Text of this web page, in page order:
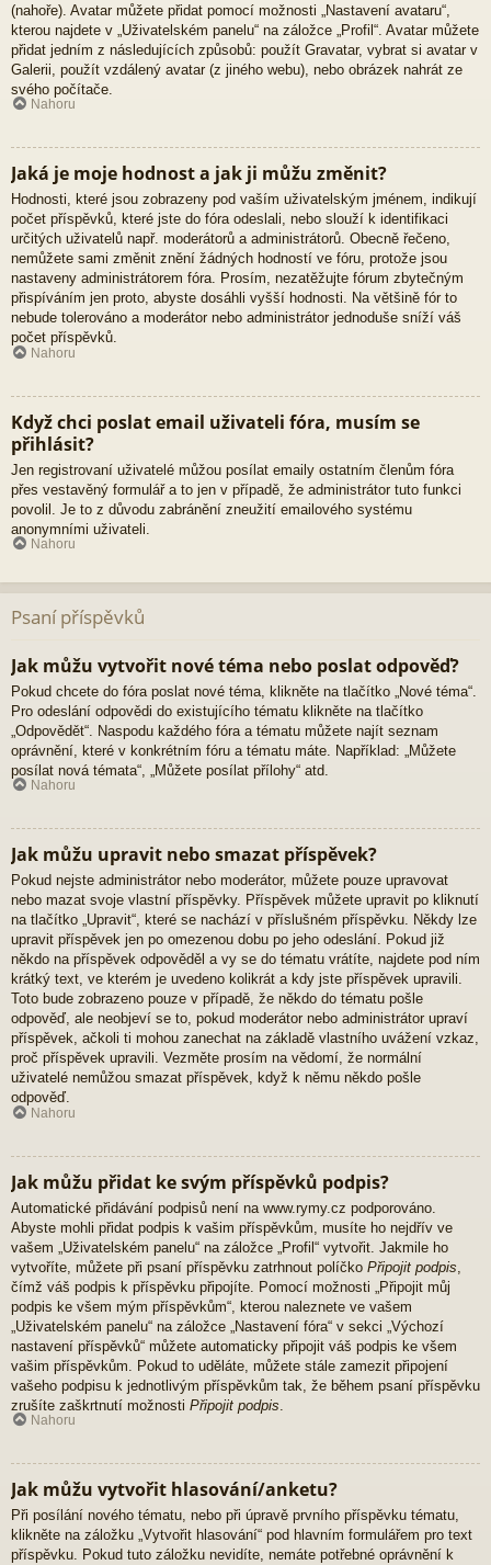
(nahoře). Avatar můžete přidat pomocí možnosti „Nastavení avataru“,
kterou najdete v „Uživatelském panelu“ na záložce „Profil“. Avatar můžete
přidat jedním z následujících způsobů: použít Gravatar, vybrat si avatar v
Galerii, použít vzdálený avatar (z jiného webu), nebo obrázek nahrát ze
svého počítače.
Nahoru
Jaká je moje hodnost a jak ji můžu změnit?
Hodnosti, které jsou zobrazeny pod vaším uživatelským jménem, indikují
počet příspěvků, které jste do fóra odeslali, nebo slouží k identifikaci
určitých uživatelů např. moderátorů a administrátorů. Obecně řečeno,
nemůžete sami změnit znění žádných hodností ve fóru, protože jsou
nastaveny administrátorem fóra. Prosím, nezatěžujte fórum zbytečným
přispíváním jen proto, abyste dosáhli vyšší hodnosti. Na většině fór to
nebude tolerováno a moderátor nebo administrátor jednoduše sníží váš
počet příspěvků.
Nahoru
Když chci poslat email uživateli fóra, musím se
přihlásit?
Jen registrovaní uživatelé můžou posílat emaily ostatním členům fóra
přes vestavěný formulář a to jen v případě, že administrátor tuto funkci
povolil. Je to z důvodu zabránění zneužití emailového systému
anonymními uživateli.
Nahoru
Psaní příspěvků
Jak můžu vytvořit nové téma nebo poslat odpověď?
Pokud chcete do fóra poslat nové téma, klikněte na tlačítko „Nové téma“.
Pro odeslání odpovědi do existujícího tématu klikněte na tlačítko
„Odpovědět“. Naspodu každého fóra a tématu můžete najít seznam
oprávnění, které v konkrétním fóru a tématu máte. Například: „Můžete
posílat nová témata“, „Můžete posílat přílohy“ atd.
Nahoru
Jak můžu upravit nebo smazat příspěvek?
Pokud nejste administrátor nebo moderátor, můžete pouze upravovat
nebo mazat svoje vlastní příspěvky. Příspěvek můžete upravit po kliknutí
na tlačítko „Upravit“, které se nachází v příslušném příspěvku. Někdy lze
upravit příspěvek jen po omezenou dobu po jeho odeslání. Pokud již
někdo na příspěvek odpověděl a vy se do tématu vrátíte, najdete pod ním
krátký text, ve kterém je uvedeno kolikrát a kdy jste příspěvek upravili.
Toto bude zobrazeno pouze v případě, že někdo do tématu pošle
odpověď, ale neobjeví se to, pokud moderátor nebo administrátor upraví
příspěvek, ačkoli ti mohou zanechat na základě vlastního uvážení vzkaz,
proč příspěvek upravili. Vezměte prosím na vědomí, že normální
uživatelé nemůžou smazat příspěvek, když k němu někdo pošle
odpověď.
Nahoru
Jak můžu přidat ke svým příspěvků podpis?
Automatické přidávání podpisů není na www.rymy.cz podporováno.
Abyste mohli přidat podpis k vašim příspěvkům, musíte ho nejdřív ve
vašem „Uživatelském panelu“ na záložce „Profil“ vytvořit. Jakmile ho
vytvoříte, můžete při psaní příspěvku zatrhnout políčko Připojit podpis
čímž váš podpis k příspěvku připojíte. Pomocí možnosti „Připojit můj
podpis ke všem mým příspěvkům“, kterou naleznete ve vašem
„Uživatelském panelu“ na záložce „Nastavení fóra“ v sekci „Výchozí
nastavení příspěvků“ můžete automaticky připojit váš podpis ke všem
vašim příspěvkům. Pokud to uděláte, můžete stále zamezit připojení
vašeho podpisu k jednotlivým příspěvkům tak, že během psaní příspěvku
zrušíte zaškrtnutí možnosti Připojit podpis
Nahoru
Jak můžu vytvořit hlasování/anketu?
Při posílání nového tématu, nebo při úpravě prvního příspěvku tématu,
klikněte na záložku „Vytvořit hlasování“ pod hlavním formulářem pro text
příspěvku. Pokud tuto záložku nevidíte, nemáte potřebné oprávnění k